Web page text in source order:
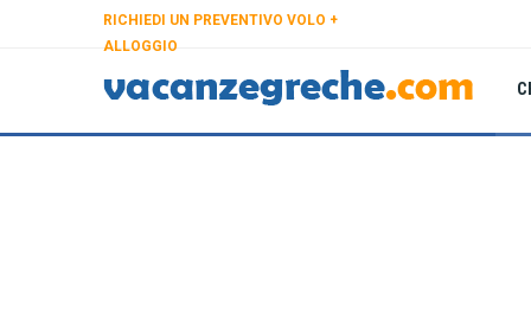
RICHIEDI UN PREVENTIVO VOLO +
ALLOGGIO